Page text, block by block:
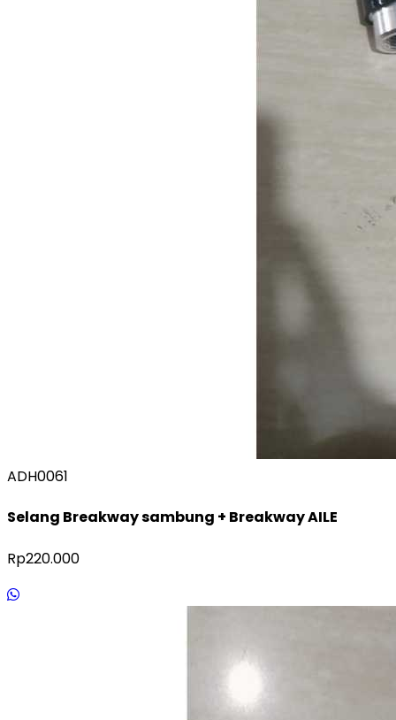
ADH0061
Selang Breakway sambung + Breakway AILE
Rp220.000